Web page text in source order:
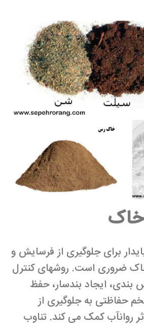
برای جلوگیری از فرسایش و
ضروری است. روش­های کنترل
بندی، ایجاد بندسار، حفظ
حفاظتی به جلوگیری از
روان­آب کمک می­ کند. تناوب